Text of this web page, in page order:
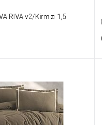
RIVA v2/Kirmizi 1,5
Сравнение
В наличии